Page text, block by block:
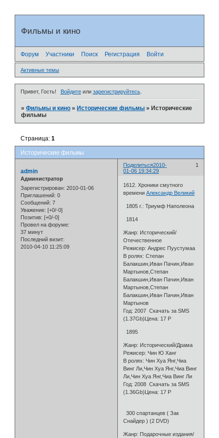
Фильмы и кино
Форум Участники Поиск Регистрация Войти
Активные темы
Привет, Гость! Войдитеили зарегистрируйтесь.
»Фильмы и кино »Исторические фильмы »Исторические
фильмы
Исторические фильмы
Страница:1
Поделиться 1
2010-
01-06 19:34:29
admin
Администратор
Зарегистрирован: 2010-01-06
Приглашений: 0
Сообщений: 7
Уважение: [+0/-0]
Позитив: [+0/-0]
Провел на форуме:
37 минут
Последний визит:
2010-04-10 11:25:09
1612. Хроники смутного
времениАлександр Великий
1805 г.: Триумф Наполеона
1814
Жанр: Исторический/
Отечественное
Режисер: Андрес Пуустумаа
В ролях: Степан
Балакшин,Иван Пачин,Иван
Мартынов,Степан
Балакшин,Иван Пачин,Иван
Мартынов,Степан
Балакшин,Иван Пачин,Иван
Мартынов
Год: 2007 Скачать за SMS
(1.37Gb)Цена: 17 Р
1895
Жанр: Исторический/Драма
Режисер: Чин Ю Ханг
В ролях: Чин Хуа Янг,Чиа
Винг Ли,Чин Хуа Янг,Чиа Винг
Ли,Чин Хуа Янг,Чиа Винг Ли
Год: 2008 Скачать за SMS
(1.36Gb)Цена: 17 Р
300 спартанцев ( Зак
Снайдер ) (2 DVD)
Жанр: Подарочные издания/